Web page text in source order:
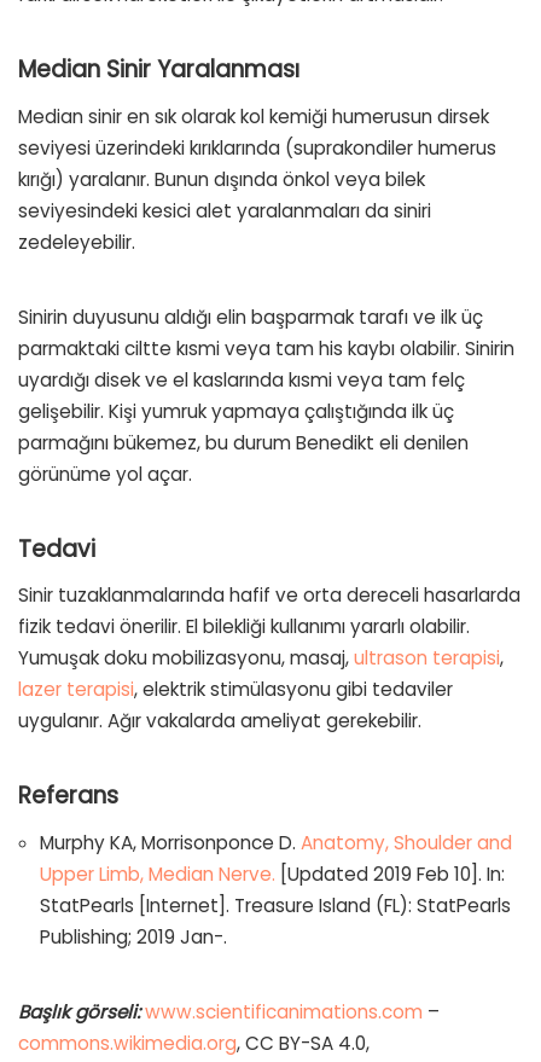
Median Sinir Yaralanması
Median sinir en sık olarak kol kemiği humerusun dirsek
seviyesi üzerindeki kırıklarında (suprakondiler humerus
kırığı) yaralanır. Bunun dışında önkol veya bilek
seviyesindeki kesici alet yaralanmaları da siniri
zedeleyebilir.
Sinirin duyusunu aldığı elin başparmak tarafı ve ilk üç
parmaktaki ciltte kısmi veya tam his kaybı olabilir. Sinirin
uyardığı disek ve el kaslarında kısmi veya tam felç
gelişebilir. Kişi yumruk yapmaya çalıştığında ilk üç
parmağını bükemez, bu durum Benedikt eli denilen
görünüme yol açar.
Tedavi
Sinir tuzaklanmalarında hafif ve orta dereceli hasarlarda
fizik tedavi önerilir. El bilekliği kullanımı yararlı olabilir.
Yumuşak doku mobilizasyonu, masaj,ultrason terapisi,
lazer terapisi, elektrik stimülasyonu gibi tedaviler
uygulanır. Ağır vakalarda ameliyat gerekebilir.
Referans
Murphy KA, Morrisonponce D. Anatomy, Shoulder and
Upper Limb, Median Nerve. [Updated 2019 Feb 10]. In:
StatPearls [Internet]. Treasure Island (FL): StatPearls
Publishing; 2019 Jan-.
Başlık görseli:www.scientificanimations.com –
commons.wikimedia.org, CC BY-SA 4.0,